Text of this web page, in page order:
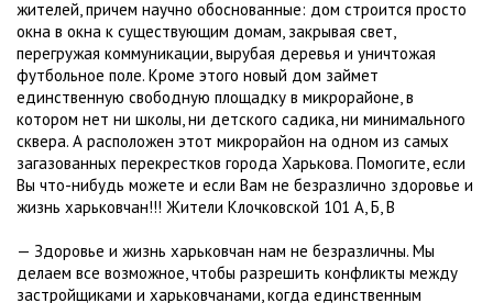
жителей, причем научно обоснованные: дом строится просто
окна в окна к существующим домам, закрывая свет,
перегружая коммуникации, вырубая деревья и уничтожая
футбольное поле. Кроме этого новый дом займет
единственную свободную площадку в микрорайоне, в
котором нет ни школы, ни детского садика, ни минимального
сквера. А расположен этот микрорайон на одном из самых
загазованных перекрестков города Харькова. Помогите, если
Вы что-нибудь можете и если Вам не безразлично здоровье и
жизнь харьковчан!!! Жители Клочковской 101 А, Б, В
— Здоровье и жизнь харьковчан нам не безразличны. Мы
делаем все возможное, чтобы разрешить конфликты между
застройщиками и харьковчанами, когда единственным